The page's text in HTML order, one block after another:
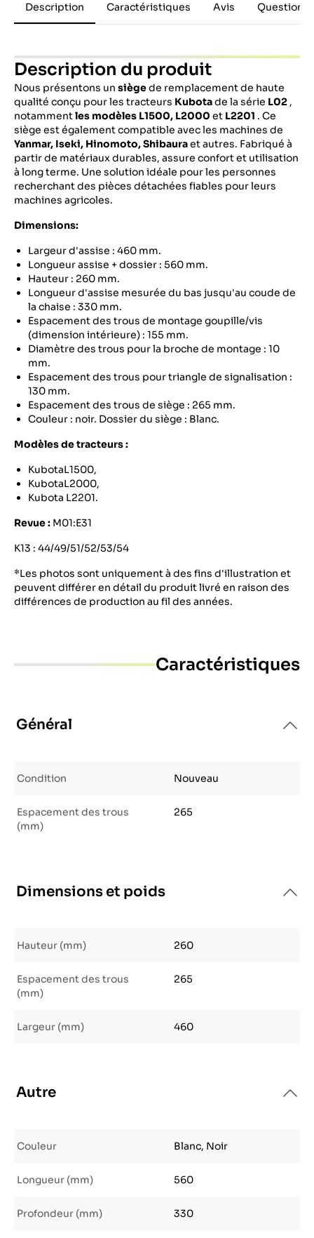
Description Caractéristiques Avis Questions
Description du produit
Nous présentons un siègede remplacement de haute
qualité conçu pour les tracteurs Kubotade la série L02 ,
notammentles modèles L1500, L2000 et L2201 . Ce
siège est également compatible avec les machines de
Yanmar, Iseki, Hinomoto, Shibauraet autres. Fabriqué à
partir de matériaux durables, assure confort et utilisation
à long terme. Une solution idéale pour les personnes
recherchant des pièces détachées fiables pour leurs
machines agricoles.
Dimensions:
Largeur d'assise : 460 mm.
Longueur assise + dossier : 560 mm.
Hauteur : 260 mm.
Longueur d'assise mesurée du bas jusqu'au coude de
la chaise : 330 mm.
Espacement des trous de montage goupille/vis
(dimension intérieure) : 155 mm.
Diamètre des trous pour la broche de montage : 10
mm.
Espacement des trous pour triangle de signalisation :
130 mm.
Espacement des trous de siège : 265 mm.
Couleur : noir. Dossier du siège : Blanc.
Modèles de tracteurs :
KubotaL1500,
KubotaL2000,
Kubota L2201.
Revue : M01:E31
K13 : 44/49/51/52/53/54
*Les photos sont uniquement à des fins d'illustration et
peuvent différer en détail du produit livré en raison des
différences de production au fil des années.
Caractéristiques
Général
Condition Nouveau
Espacement des trous
(mm)
265
Dimensions et poids
Hauteur (mm) 260
Espacement des trous
(mm)
265
Largeur (mm) 460
Autre
Couleur Blanc, Noir
Longueur (mm) 560
Profondeur (mm) 330